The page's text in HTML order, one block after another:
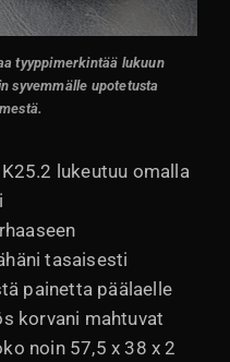
tyyppimerkintää lukuun
syvemmälle upotetusta
lukeutuu omalla
tasaisesti
painetta päälaelle
korvani mahtuvat
noin 57,5 x 38 x 2